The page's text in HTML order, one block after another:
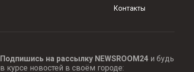
Контакты
Подпишись на рассылку NEWSROOM24и будь
в курсе новостей в своём городе: